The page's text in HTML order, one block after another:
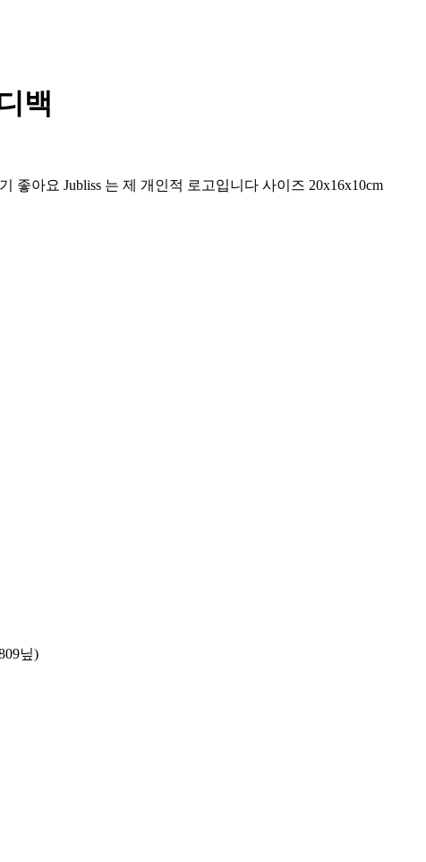
백
좋아요 Jubliss 는 제 개인적 로고입니다 사이즈 20x16x10cm
닢)